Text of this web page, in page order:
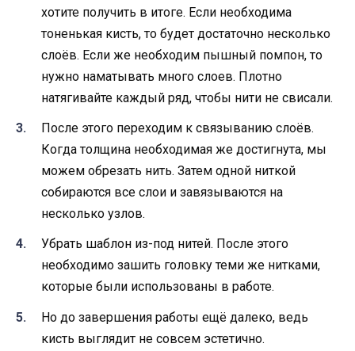
хотите получить в итоге. Если необходима
тоненькая кисть, то будет достаточно несколько
слоёв. Если же необходим пышный помпон, то
нужно наматывать много слоев. Плотно
натягивайте каждый ряд, чтобы нити не свисали.
После этого переходим к связыванию слоёв.
Когда толщина необходимая же достигнута, мы
можем обрезать нить. Затем одной ниткой
собираются все слои и завязываются на
несколько узлов.
Убрать шаблон из-под нитей. После этого
необходимо зашить головку теми же нитками,
которые были использованы в работе.
Но до завершения работы ещё далеко, ведь
кисть выглядит не совсем эстетично.